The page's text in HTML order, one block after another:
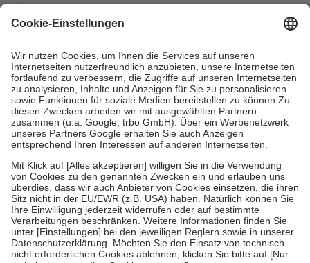
mit.
Grundsätzlich leisten Mitglieder Zuzahlungen in Höhe von zehn
höchstens zehn Euro.
Es sind jedoch nie mehr als die tatsächlichen
Kosten der Leistung zu entrichten.
Diese Regeln gelten grundsätzlich auch für Online-Apotheken.
Bei Heilmitteln und häuslicher Krankenpflege beträgt die
Zuzahlung zehn Prozent der Kosten sowie zehn Euro je
Verordnung.
Um das Engagement der Versicherten für ihre eigene Gesundheit zu
stärken und die besondere Stellung der Familie zu unterstützen,
fallenkeine Zuzahlungenan bei:
• Kindern und Jugendlichen bis zum vollendeten 18. Lebensjahr
mit Ausnahme der Fahrkosten
• Untersuchungen zur Vorsorge und Früherkennung, die von der
GKV getragen werden
• empfohlenen Schutzimpfungen
• Harn- und Blutteststreifen